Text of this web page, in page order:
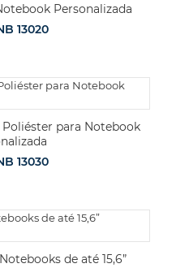
Personalizada
13020
para Notebook
13030
de até 15,6”